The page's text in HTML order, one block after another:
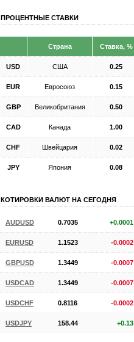
ПРОЦЕНТНЫЕ СТАВКИ
Страна Ставка, %
USD США 0.25
EUR Евросоюз 0.15
GBP Великобритания 0.50
CAD Канада 1.00
CHF Швейцария 0.02
JPY Япония 0.08
КОТИРОВКИ ВАЛЮТ НА СЕГОДНЯ
AUDUSD 0.7035 +0.0001
EURUSD 1.1523 -0.0002
GBPUSD 1.3449 -0.0007
USDCAD 1.3449 -0.0007
USDCHF 0.8116 -0.0002
USDJPY 158.44 +0.13